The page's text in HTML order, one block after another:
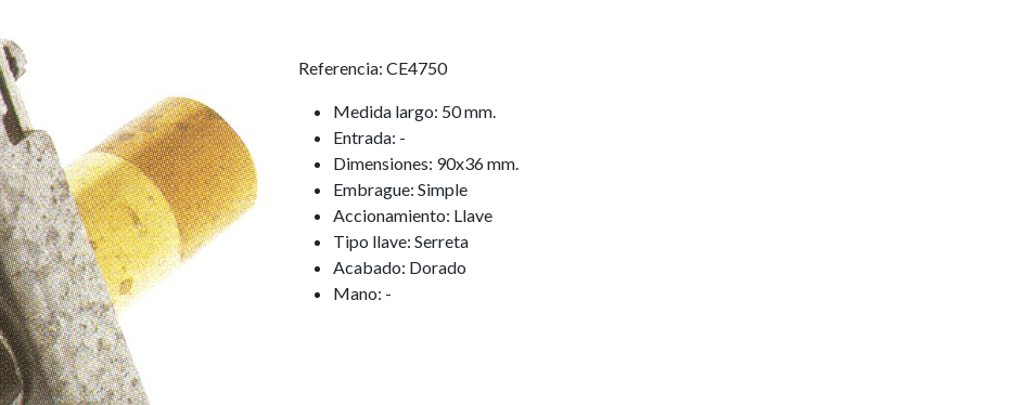
Referencia: CE4750
Medida largo: 50 mm.
Entrada: -
Dimensiones: 90x36 mm.
Embrague: Simple
Accionamiento: Llave
Tipo llave: Serreta
Acabado: Dorado
Mano: -